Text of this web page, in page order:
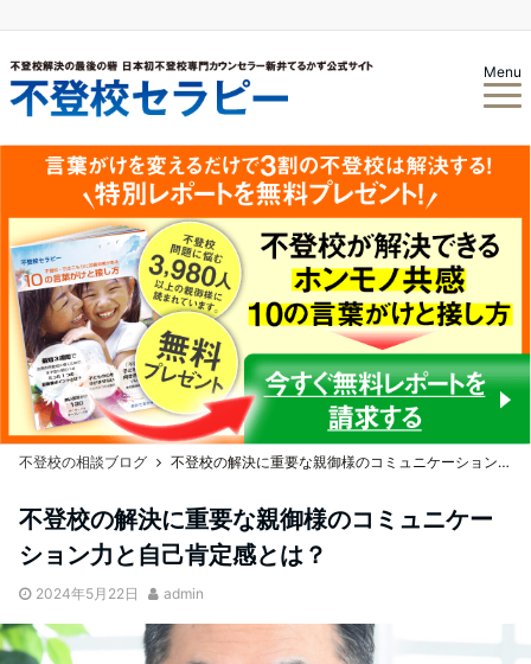
Menu
不登校の相談ブログ 不登校の解決に重要な親御様のコミュニケーション力と自己肯定感とは？
不登校の解決に重要な親御様のコミュニケー
ション力と自己肯定感とは？
2024年5月22日 admin